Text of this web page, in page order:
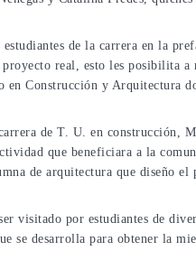
de la carrera en la
real, esto les posibilita a
Construcción y Arquitectura
de T. U. en construcción,
que beneficiara a la
de arquitectura que diseño
visitado por estudiantes de
se desarrolla para obtener la